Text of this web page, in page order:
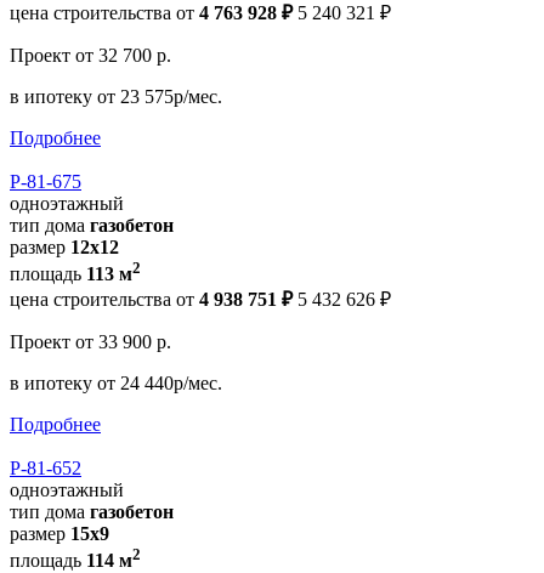
цена строительства от 4 763 928 ₽ 5 240 321 ₽
Проект от 32 700 р.
в ипотеку от 23 575р/мес.
Подробнее
Р-81-675
одноэтажный
тип дома газобетон
размер 12x12
площадь 113 м2
цена строительства от 4 938 751 ₽ 5 432 626 ₽
Проект от 33 900 р.
в ипотеку от 24 440р/мес.
Подробнее
Р-81-652
одноэтажный
тип дома газобетон
размер 15x9
площадь 114 м2